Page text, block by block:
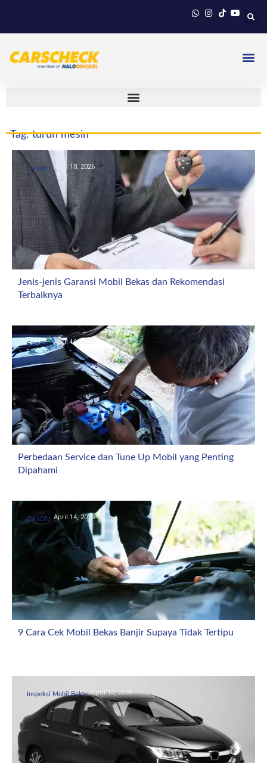
Tag: turun mesin
CarsOto April 18, 2026
Jenis-jenis Garansi Mobil Bekas dan Rekomendasi
Terbaiknya
CarsOto April 16, 2026
Perbedaan Service dan Tune Up Mobil yang Penting
Dipahami
CarsOto April 14, 2026
9 Cara Cek Mobil Bekas Banjir Supaya Tidak Tertipu
Inspeksi Mobil Bekas April 10, 2026